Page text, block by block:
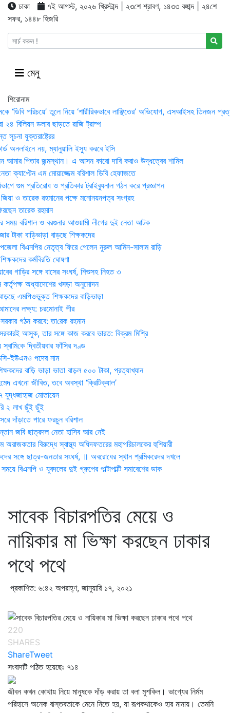
ঢাকা
৭ই আগস্ট, ২০২৬ খ্রিস্টাব্দ | ২৩শে শ্রাবণ, ১৪৩৩ বঙ্গাব্দ | ২৪শে
সফর, ১৪৪৮ হিজরি
মেনু
শিরোনাম
‘ডিবি পরিচয়ে’ তুলে নিয়ে ‘শারীরিকভাবে লাঞ্ছিতের’ অভিযোগ, এসআইসহ তিনজন
২৪ বিলিয়ন ডলার ছাড়তে রাজি ট্রাম্প
সূচনা যুক্তরাষ্ট্রের
অনলাইনে নয়, ম্যানুয়ালি ইস্যু করবে ইসি
পিতার জন্মস্থান। এ আসন কারো দাবি করাও উদ্ধত্বের শামিল
ক্যাপ্টেন এম মোয়াজ্জেম বরিশাল ডিবি হেফাজতে
গুম প্রতিরোধ ও প্রতিকার ট্রাইব্যুনাল গঠন করে প্রজ্ঞাপন
ও তারেক রহমানের পক্ষে মনোনয়নপত্র সংগ্রহ
তারেক রহমান
সময় ব‌রিশাল ও বরগুনার আওয়ামী লীগের দুই নেতা আটক
টাকা বাড়িভাড়া বাড়ছে শিক্ষকদের
বিএনপির নেতৃত্ব ফিরে পেলেন নুরুল আমিন-সালাম রাড়ি
কর্মবিরতি ঘোষণা
গাড়ির সঙ্গে বাসের সংঘর্ষ, শিশুসহ নিহত ৩
কর্তৃপক্ষ অধ্যাদেশের খসড়া অনুমোদন
এমপিওভুক্ত শিক্ষকদের বাড়িভাড়া
লক্ষ্য: চরমোনাই পীর
গঠন করবে: তা‌রেক রহমান
আসুক, তার সঙ্গে কাজ করবে ভারত: বিক্রম মিশ্রি
দ্বিতীয়বার ফাঁসির দণ্ড
ইউএনও পদের নাম
বাড়ি ভাড়া ভাতা বাড়ল ৫০০ টাকা, প্রত্যাখ্যান
এখনো জীবিত, তবে অবস্থা ‘ক্রিটিক্যাল’
যুদ্ধজাহাজ মোতায়েন
২ লাখ ছুঁই ছুঁই
দাঁড়াতে পারে ফরচুন বরিশাল
জবি ছাত্রদল নেতা হাসিব আর নেই
অরাজকতার বিরুদ্ধে স্বাস্থ্য অধিদফতরের মহাপরিচালকের হুশিয়ারী
সঙ্গে ছাত্র-জনতার সংঘর্ষ, ॥ অবরোধের স্থান শ্রমিকরেদর দখলে
বিএনপি ও যুবদলের দুই গ্রুপের পাল্টাপাল্টি সমাবেশের ডাক
সাবেক বিচারপতির মেয়ে ও
নায়িকার মা ভিক্ষা করছেন ঢাকার
পথে পথে
প্রকাশিত: ৬:৪২ অপরাহ্ণ, জানুয়ারি ১৭, ২০২১
220
SHARES
ShareTweet
সংবাদটি পঠিত হয়েছেঃ ৭১৪
জীবন কখন কোথায় নিয়ে মানুষকে দাঁড় করায় তা বলা মুশকিল। ভাগ্যের নির্মম
পরিহাসে অনেক বাস্তবতাকে মেনে নিতে হয়, যা রূপকথাকেও হার মানায়। তেমনি